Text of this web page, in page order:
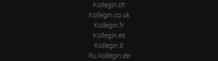
Kollegin.ch
Kollegin.co.uk
Kollegin.fr
Kollegin.es
Kollegin.it
Ru.kollegin.de